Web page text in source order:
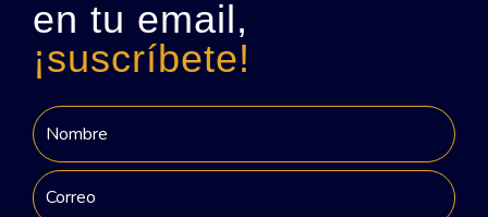
en tu email,
¡suscríbete!